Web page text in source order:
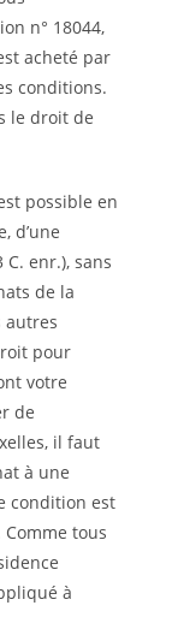
n° 18044,
acheté par
conditions.
le droit de
possible en
d’une
enr.), sans
de la
autres
pour
votre
de
il faut
à une
condition est
tous
à